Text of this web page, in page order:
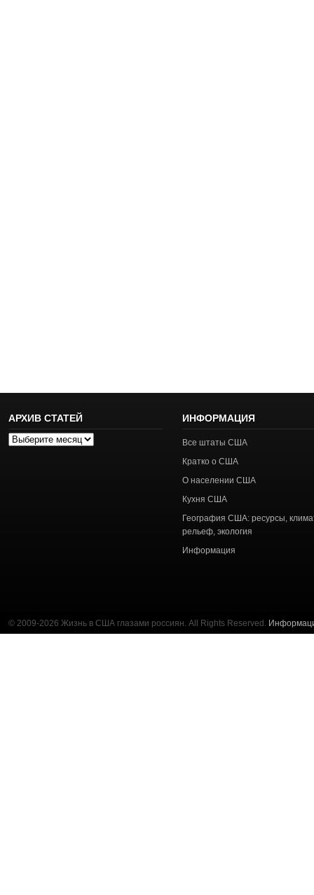
АРХИВ СТАТЕЙ
Архив
ИНФОРМАЦИЯ
Все штаты США
Кратко о США
О населении США
Кухня США
География США: ресурсы,
рельеф, экология
Информация
© 2009-2026 Жизнь в США глазами россиян. All Rights Reserved.